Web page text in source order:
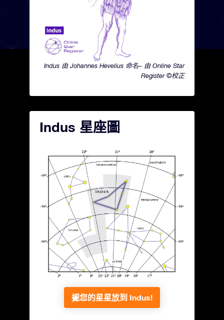
Indus 由 Johannes Hevelius 命名– 由 Online Star
Register ©校正
Indus 星座圖
把您的星星放到 Indus!